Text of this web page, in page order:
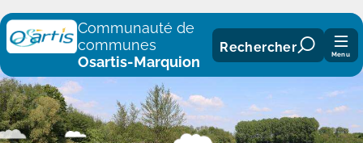
Panneau de gestion des cookies
Communauté de
communes
Osartis-Marquion
Rechercher Menu